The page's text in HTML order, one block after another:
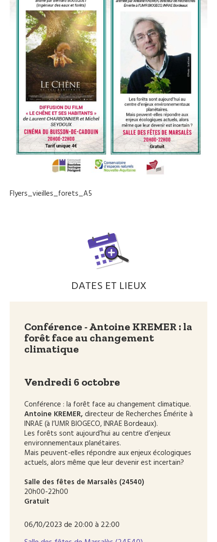
Flyers_vieilles_forets_A5
DATES ET LIEUX
Conférence - Antoine KREMER : la
forêt face au changement
climatique
Vendredi 6 octobre
Conférence : la forêt face au changement climatique.
Antoine KREMER,directeur de Recherches Émérite à
INRAE (à l’UMR BIOGECO, INRAE Bordeaux).
Les forêts sont aujourd’hui au centre d’enjeux
environnementaux planétaires.
Mais peuvent-elles répondre aux enjeux écologiques
actuels, alors même que leur devenir est incertain?
Salle des fêtes de Marsalès (24540)
20h00-22h00
Gratuit
06/10/2023 de 20:00 à 22:00